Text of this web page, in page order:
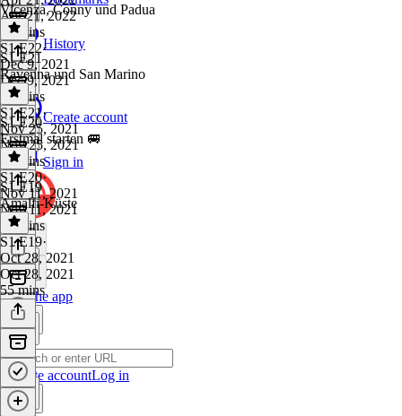
History
Create account
Sign in
Get the app
Create accountLog in
Apr 21, 2022
50 mins
Vicenza, Conny und Padua
S1 E22·
Dec 9, 2021
Dec 9, 2021
37 mins
S1 E21
Ravenna und San Marino
S1 E21·
Nov 25, 2021
Nov 25, 2021
43 mins
S1 E20
Erstmal starten 🚐
S1 E20·
Nov 11, 2021
Nov 11, 2021
40 mins
S1 E19
Amalfi-Küste
S1 E19·
Oct 28, 2021
Oct 28, 2021
55 mins